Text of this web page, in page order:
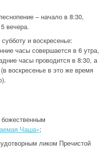
– начало в 8:30,
вечера.
и воскресенье:
часы совершается в 6 утра,
часы проводится в 8:30, а
воскресенье в это же время
Чаша»;
ликом Пречистой